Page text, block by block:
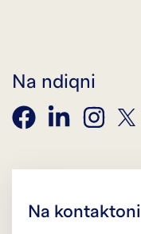
Na ndiqni
facebook linkedin instagramtwitter
Na kontaktoni